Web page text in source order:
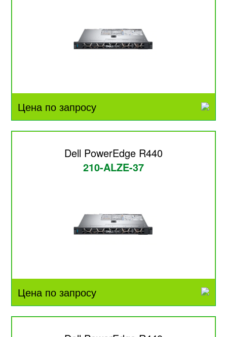
Цена по запросу
Dell PowerEdge R440
210-ALZE-37
Цена по запросу